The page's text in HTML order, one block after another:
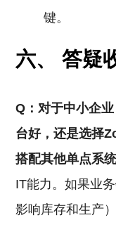
键。
六、 答疑
Q：对于中小企
台好，还是选择
搭配其他单点系
IT能力。如果业
影响库存和生产